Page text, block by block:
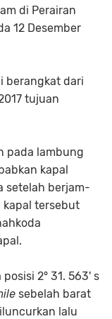
di Perairan
12 Desember
berangkat dari
tujuan
pada lambung
kapal
setelah berjam-
kapal tersebut
2° 31. 563' s
sebelah barat
lalu